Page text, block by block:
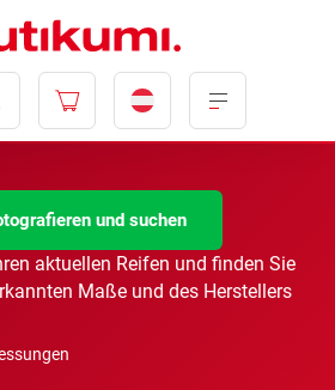
und suchen
aktuellen Reifen und finden Sie
Maße und des Herstellers